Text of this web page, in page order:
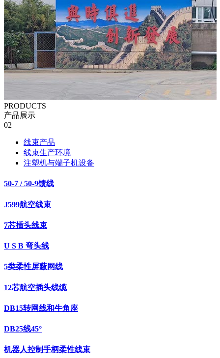
PRODUCTS
产品展示
02
线束产品
线束生产环境
注塑机与端子机设备
50-7 / 50-9馈线
J599航空线束
7芯插头线束
U S B 弯头线
5类柔性屏蔽网线
12芯航空插头线缆
DB15转网线和牛角座
DB25线45°
机器人控制手柄柔性线束